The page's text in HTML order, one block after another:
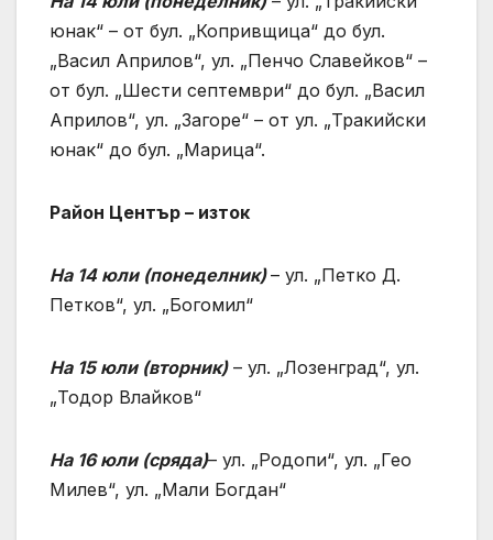
юнак“ – от бул. „Копривщица“ до бул.
„Васил Априлов“, ул. „Пенчо Славейков“ –
от бул. „Шести септември“ до бул. „Васил
Априлов“, ул. „Загоре“ – от ул. „Тракийски
юнак“ до бул. „Марица“.
Район Център – изток
На 14 юли (понеделник)– ул. „Петко Д.
Петков“, ул. „Богомил“
На 15 юли (вторник)– ул. „Лозенград“, ул.
„Тодор Влайков“
На 16 юли (сряда)– ул. „Родопи“, ул. „Гео
Милев“, ул. „Мали Богдан“